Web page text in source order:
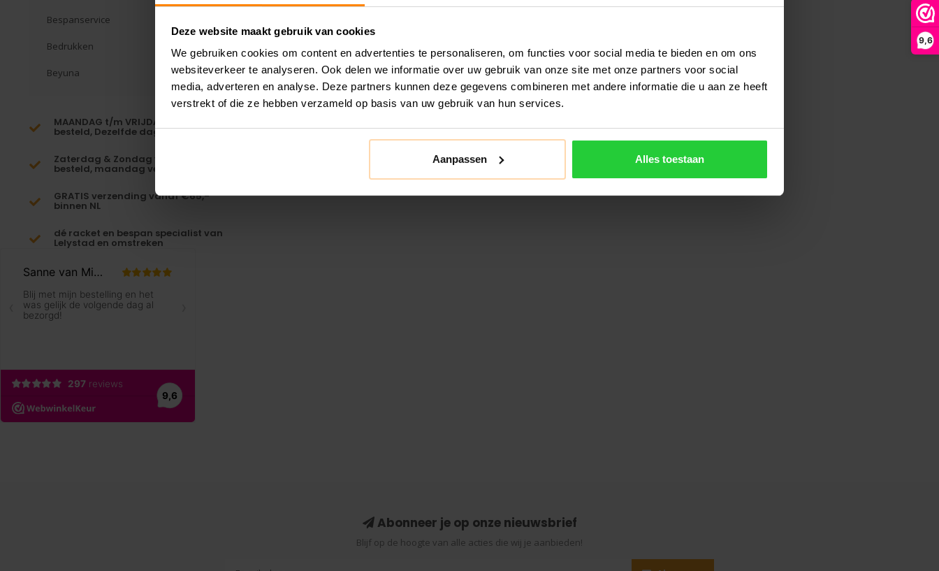
Deze website maakt gebruik van cookies
We gebruiken cookies om content en advertenties te personaliseren, om functies voor social media te bieden en om ons
websiteverkeer te analyseren. Ook delen we informatie over uw gebruik van onze site met onze partners voor social
media, adverteren en analyse. Deze partners kunnen deze gegevens combineren met andere informatie die u aan ze heeft
verstrekt of die ze hebben verzameld op basis van uw gebruik van hun services.
Aanpassen Alles toestaan
9,6
Bespanservice
Bedrukken
Beyuna
MAANDAG t/m VRIJDAG voor 16:00
besteld, Dezelfde dag verzonden!*
Zaterdag & Zondag voor 23:59
besteld, maandag verzonden!
GRATIS verzending vanaf €65,-
binnen NL
dé racket en bespan specialist van
Lelystad en omstreken
Abonneer je op onze nieuwsbrief
Blijf op de hoogte van alle acties die wij je aanbieden!